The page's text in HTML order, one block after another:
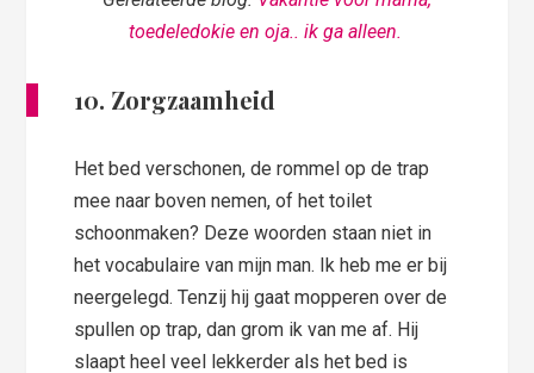
toedeledokie en oja.. ik ga alleen.
10. Zorgzaamheid
Het bed verschonen, de rommel op de trap
mee naar boven nemen, of het toilet
schoonmaken? Deze woorden staan niet in
het vocabulaire van mijn man. Ik heb me er bij
neergelegd. Tenzij hij gaat mopperen over de
spullen op trap, dan grom ik van me af. Hij
slaapt heel veel lekkerder als het bed is